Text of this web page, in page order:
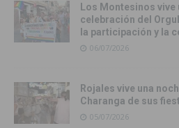
Los Montesinos
celebración del
la participación y la
06/07/2026
Rojales vive una
Charanga de sus
05/07/2026